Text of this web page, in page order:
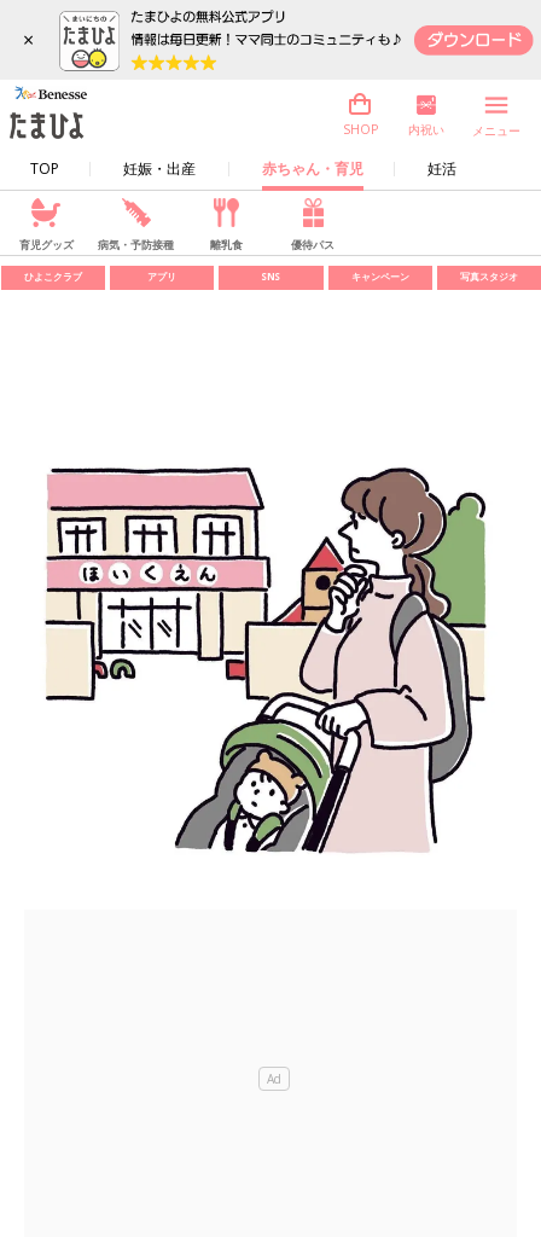
×
TOP 妊娠・出産 赤ちゃん・育児 妊活
SHOP 内祝い メニュー
育児グッズ 病気・予防接種 離乳食 優待パス
ひよこクラブ アプリ SNS キャンペーン 写真スタジオ